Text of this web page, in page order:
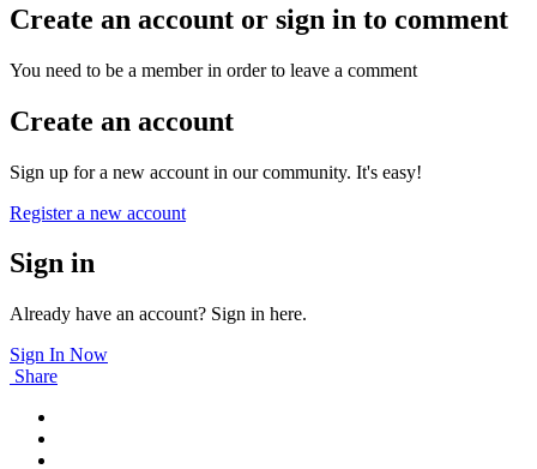
Create an account or sign in to comment
You need to be a member in order to leave a comment
Create an account
Sign up for a new account in our community. It's easy!
Register a new account
Sign in
Already have an account? Sign in here.
Sign In Now
Share